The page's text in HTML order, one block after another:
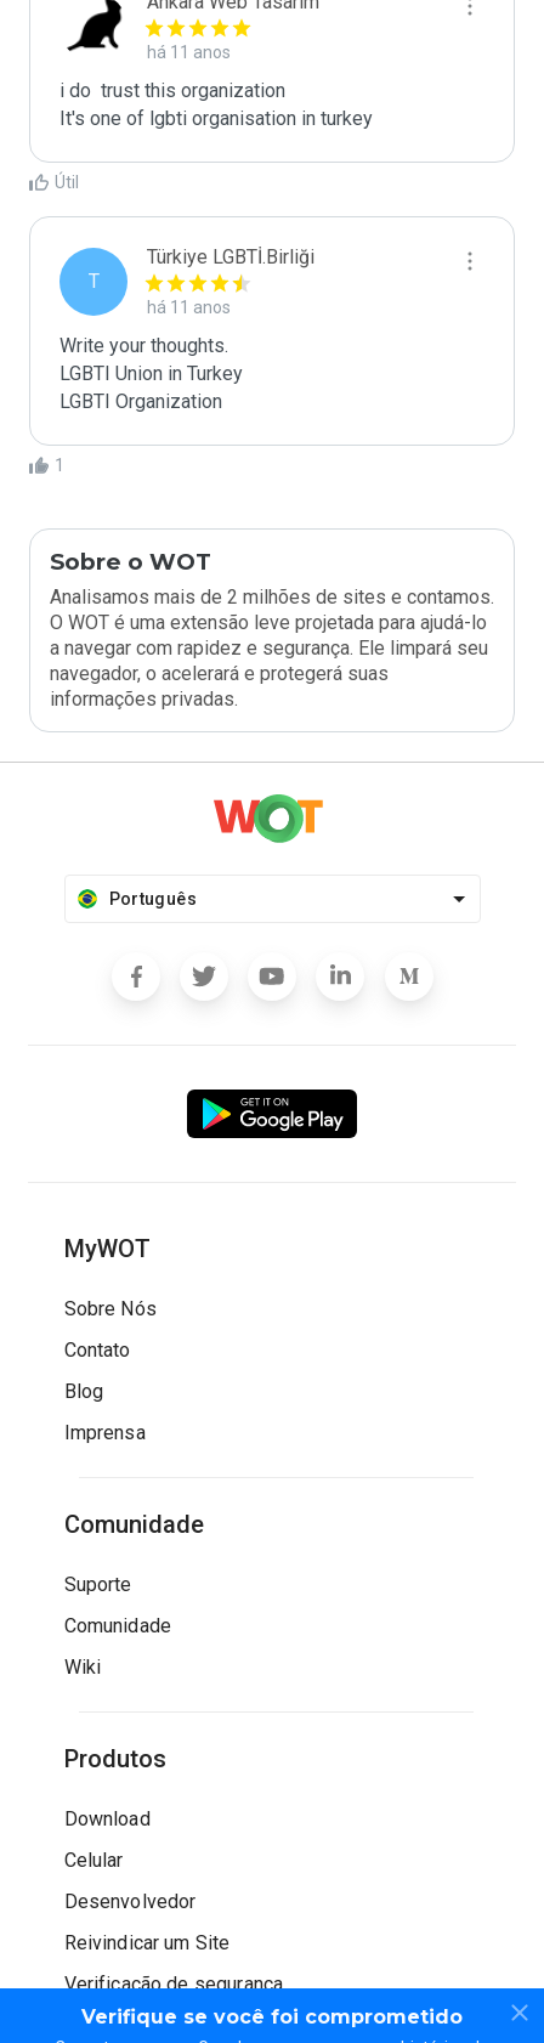
há 11 anos
i do  trust this organization
Útil
T
Türkiye LGBTİ.Birliği
há 11 anos
Write your thoughts.
LGBTI Union in Turkey
LGBTI Organization
1
Verifique se você foi comprometido
Sobre o WOT
Analisamos mais de 2 milhões de sites e contamos.
O WOT é uma extensão leve projetada para ajudá-lo
a navegar com rapidez e segurança. Ele limpará seu
navegador, o acelerará e protegerá suas
informações privadas.
Português
MyWOT
Sobre Nós
Contato
Blog
Imprensa
Comunidade
Suporte
Comunidade
Wiki
Produtos
Download
Celular
Desenvolvedor
Reivindicar um Site
Verificação de segurança